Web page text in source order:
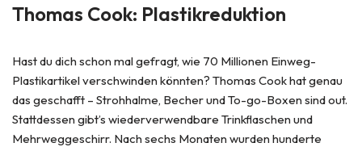
Thomas Cook: Plastikreduktion
Hast du dich schon mal gefragt, wie 70 Millionen Einweg-
Plastikartikel verschwinden könnten? Thomas Cook hat genau
das geschafft – Strohhalme, Becher und To-go-Boxen sind out.
Stattdessen gibt’s wiederverwendbare Trinkflaschen und
Mehrweggeschirr. Nach sechs Monaten wurden hunderte